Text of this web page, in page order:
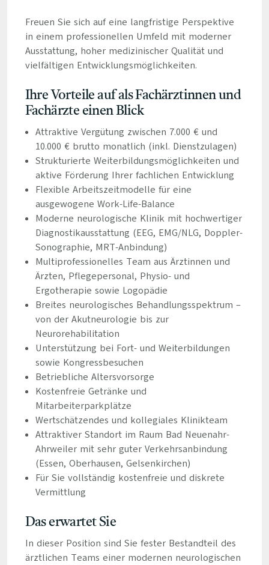
Freuen Sie sich auf eine langfristige Perspektive
in einem professionellen Umfeld mit moderner
Ausstattung, hoher medizinischer Qualität und
vielfältigen Entwicklungsmöglichkeiten.
Ihre Vorteile auf als Fachärztinnen und
Fachärzte einen Blick
Attraktive Vergütung zwischen 7.000 € und
10.000 € brutto monatlich (inkl. Dienstzulagen)
Strukturierte Weiterbildungsmöglichkeiten und
aktive Förderung Ihrer fachlichen Entwicklung
Flexible Arbeitszeitmodelle für eine
ausgewogene Work-Life-Balance
Moderne neurologische Klinik mit hochwertiger
Diagnostikausstattung (EEG, EMG/NLG, Doppler-
Sonographie, MRT-Anbindung)
Multiprofessionelles Team aus Ärztinnen und
Ärzten, Pflegepersonal, Physio- und
Ergotherapie sowie Logopädie
Breites neurologisches Behandlungsspektrum –
von der Akutneurologie bis zur
Neurorehabilitation
Unterstützung bei Fort- und Weiterbildungen
sowie Kongressbesuchen
Betriebliche Altersvorsorge
Kostenfreie Getränke und
Mitarbeiterparkplätze
Wertschätzendes und kollegiales Klinikteam
Attraktiver Standort im Raum Bad Neuenahr-
Ahrweiler mit sehr guter Verkehrsanbindung
(Essen, Oberhausen, Gelsenkirchen)
Für Sie vollständig kostenfreie und diskrete
Vermittlung
Das erwartet Sie
In dieser Position sind Sie fester Bestandteil des
ärztlichen Teams einer modernen neurologischen